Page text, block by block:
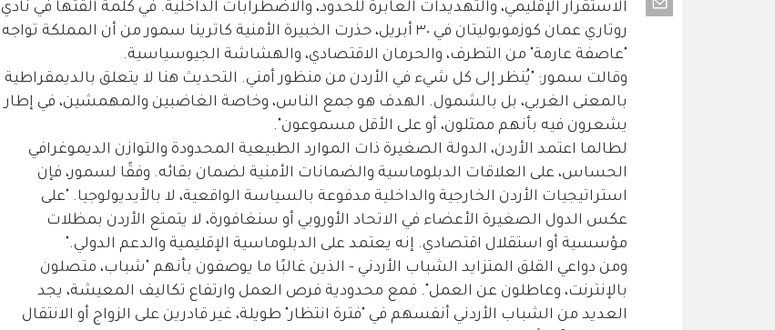
الاستقرار الإقليمي، والتهديدات العابرة للحدود، والاضطرابات الداخلية. في كلمة ألقتها في نادي
روتاري عمان كوزموبوليتان في ٣٠ أبريل، حذرت الخبيرة الأمنية كاترينا سمور من أن المملكة تواجه
"عاصفة عارمة" من التطرف، والحرمان الاقتصادي، والهشاشة الجيوسياسية.
وقالت سمور: "يُنظر إلى كل شيء في الأردن من منظور أمني. التحديث هنا لا يتعلق بالديمقراطية
بالمعنى الغربي، بل بالشمول. الهدف هو جمع الناس، وخاصة الغاضبين والمهمشين، في إطار
يشعرون فيه بأنهم ممثلون، أو على الأقل مسموعون".
لطالما اعتمد الأردن، الدولة الصغيرة ذات الموارد الطبيعية المحدودة والتوازن الديموغرافي
الحساس، على العلاقات الدبلوماسية والضمانات الأمنية لضمان بقائه. وفقًا لسمور، فإن
استراتيجيات الأردن الخارجية والداخلية مدفوعة بالسياسة الواقعية، لا بالأيديولوجيا. "على
عكس الدول الصغيرة الأعضاء في الاتحاد الأوروبي أو سنغافورة، لا يتمتع الأردن بمظلات
مؤسسية أو استقلال اقتصادي. إنه يعتمد على الدبلوماسية الإقليمية والدعم الدولي."
ومن دواعي القلق المتزايد الشباب الأردني - الذين غالبًا ما يوصفون بأنهم "شباب، متصلون
بالإنترنت، وعاطلون عن العمل". فمع محدودية فرص العمل وارتفاع تكاليف المعيشة، يجد
العديد من الشباب الأردني أنفسهم في "فترة انتظار" طويلة، غير قادرين على الزواج أو الانتقال